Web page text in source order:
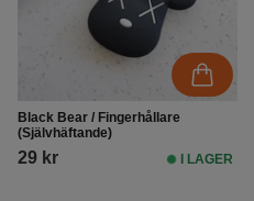
Black Bear / Fingerhållare
(Självhäftande)
29 kr I LAGER